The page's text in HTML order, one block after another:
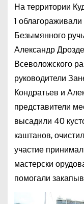
На территории
1
Безымянного
Александр
Всеволожского
руководители
Кондратьев и
представители
высадили 40
каштанов,
участие
мастерски
помогали